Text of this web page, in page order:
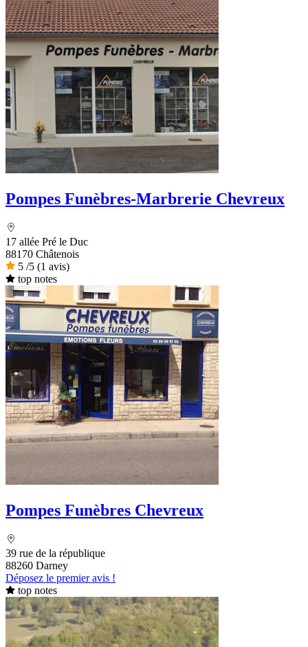
Pompes Funèbres-Marbrerie Chevreux
17 allée Pré le Duc
88170 Châtenois
5 /5 (1 avis)
top notes
Pompes Funèbres Chevreux
39 rue de la république
88260 Darney
Déposez le premier avis !
top notes